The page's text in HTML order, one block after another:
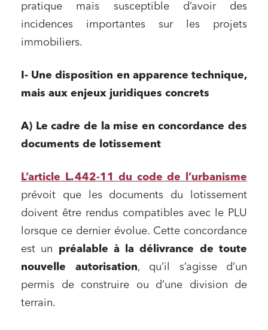
pratique mais susceptible d’avoir des
incidences importantes sur les projets
immobiliers.
I- Une disposition en apparence technique,
mais aux enjeux juridiques concrets
A) Le cadre de la mise en concordance des
documents de lotissement
L’article L. 442-11 du code de l’urbanisme
prévoit que les documents du lotissement
doivent être rendus compatibles avec le PLU
lorsque ce dernier évolue. Cette concordance
est un préalable à la délivrance de toute
nouvelle autorisation, qu’il s’agisse d’un
permis de construire ou d’une division de
terrain.